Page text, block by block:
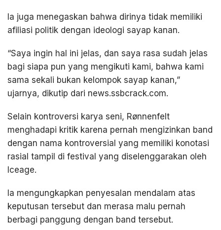
Ia juga menegaskan bahwa dirinya tidak memiliki
afiliasi politik dengan ideologi sayap kanan.
“Saya ingin hal ini jelas, dan saya rasa sudah jelas
bagi siapa pun yang mengikuti kami, bahwa kami
sama sekali bukan kelompok sayap kanan,”
ujarnya, dikutip dari news.ssbcrack.com.
Selain kontroversi karya seni, Rønnenfelt
menghadapi kritik karena pernah mengizinkan band
dengan nama kontroversial yang memiliki konotasi
rasial tampil di festival yang diselenggarakan oleh
Iceage.
Ia mengungkapkan penyesalan mendalam atas
keputusan tersebut dan merasa malu pernah
berbagi panggung dengan band tersebut.